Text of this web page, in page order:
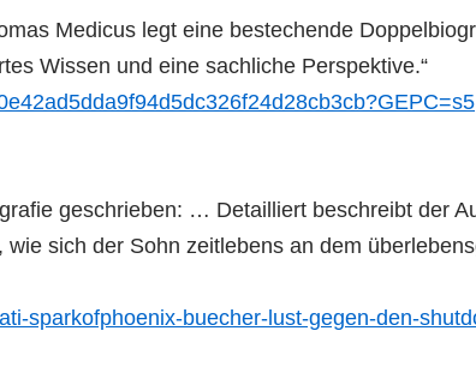
Medicus legt eine bestechende
Wissen und eine sachliche Perspektive.“
geschrieben: … Detailliert beschreibt der
sich der Sohn zeitlebens an dem
sparkofphoenix-buecher-lust-gegen-den-